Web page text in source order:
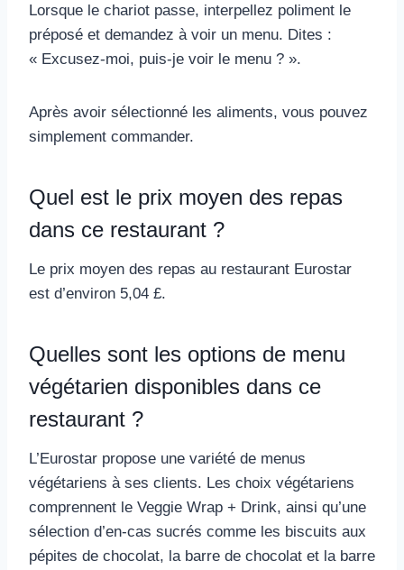
Lorsque le chariot passe, interpellez poliment le
préposé et demandez à voir un menu. Dites :
« Excusez-moi, puis-je voir le menu ? ».
Après avoir sélectionné les aliments, vous pouvez
simplement commander.
Quel est le prix moyen des repas
dans ce restaurant ?
Le prix moyen des repas au restaurant Eurostar
est d’environ 5,04 £.
Quelles sont les options de menu
végétarien disponibles dans ce
restaurant ?
L’Eurostar propose une variété de menus
végétariens à ses clients. Les choix végétariens
comprennent le Veggie Wrap + Drink, ainsi qu’une
sélection d’en-cas sucrés comme les biscuits aux
pépites de chocolat, la barre de chocolat et la barre